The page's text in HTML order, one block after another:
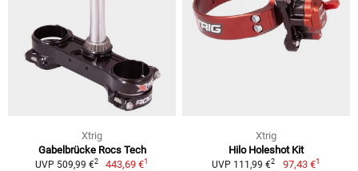
Xtrig
Gabelbrücke Rocs Tech
UVP 509,99 €2 443,69 €1
Xtrig
Hilo Holeshot Kit
UVP 111,99 €2 97,43 €1